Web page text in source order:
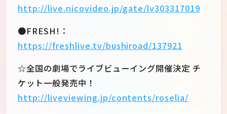
http://live.nicovideo.jp/gate/lv303317019
●FRESH!：
https://freshlive.tv/bushiroad/137921
☆全国の劇場でライブビューイング開催決定 チ
ケット一般発売中！
http://liveviewing.jp/contents/roselia/